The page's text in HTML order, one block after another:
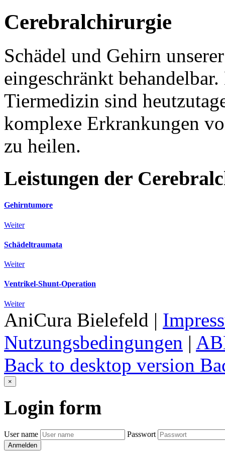
Cerebralchirurgie
Schädel und Gehirn
eingeschränkt
Tiermedizin sind
komplexe Erkrankungen
zu heilen.
Leistungen der
Gehirntumore
Weiter
Schädeltraumata
Weiter
Ventrikel-Shunt-Operation
Weiter
AniCura Bielefeld |
Nutzungsbedingungen |
Back to desktop version
×
Login form
User name Passwort
Anmelden